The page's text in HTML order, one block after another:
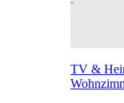
TV &